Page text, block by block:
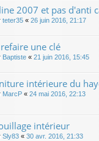
2007 et pas d'anti
teter35 « 26 juin 2016, 21:17
une clé
Baptiste « 21 juin 2016, 15:45
intérieure du
MarcP « 24 mai 2016, 22:13
intérieur
Sly83 « 30 avr. 2016, 21:33